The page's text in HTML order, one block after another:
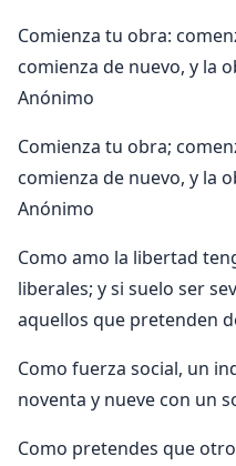
Comienza tu obra:
comienza de nuevo, y la
Anónimo
Comienza tu obra;
comienza de nuevo, y la
Anónimo
Como amo la libertad
liberales; y si suelo ser
aquellos que pretenden
Como fuerza social, un
noventa y nueve con un
Como pretendes que